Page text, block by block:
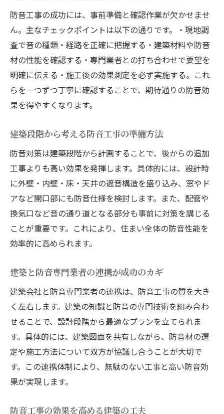
防音工事の成功には、事前準備と確認作業が欠かせませ
ん。主なチェックポイントは以下の通りです。・現地調
査で音の種類・経路を正確に把握する・建築材料や防音
材の性能を確認する・専門業者との打ち合わせで要望を
明確に伝える・施工後の効果測定を必ず実施する。これ
らを一つずつ丁寧に確認することで、期待通りの防音効
果を得やすくなります。
建築段階から考える防音工事の準備方法
防音対策は建築段階から計画することで、後からの追加
工事よりも高い効果を発揮します。具体的には、設計時
に外壁・内壁・床・天井の遮音構造を盛り込み、窓やド
アなど開口部にも防音仕様を検討します。また、配管や
換気口など音の通り道となる部分も事前に対策を講じる
ことが重要です。これにより、住まい全体の防音性能を
効率的に高められます。
建築と防音専門業者の連携が成功のカギ
建築会社と防音専門業者の連携は、防音工事の質を大き
く左右します。建築の知識と防音の専門技術を組み合わ
せることで、設計段階から最適なプランを立てられま
す。具体的には、建築図面を共有しながら、防音材の選
定や施工方法について双方が協議し合うことが大切で
す。この連携体制により、無駄のない工事と高い防音効
果が実現します。
防音工事の効果を高める建築の工夫